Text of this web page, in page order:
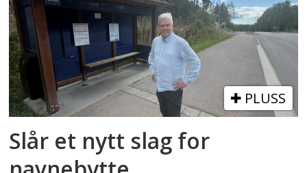
PLUSS
Slår et nytt slag for